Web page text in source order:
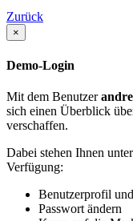
Zurück
×
Demo-Login
Mit dem Benutzer
sich einen Überblick
verschaffen.
Dabei stehen Ihnen
Verfügung:
Benutzerprofil
Passwort ändern